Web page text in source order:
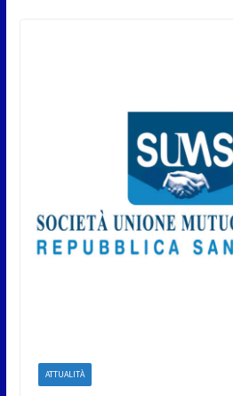
ATTUALITÀ